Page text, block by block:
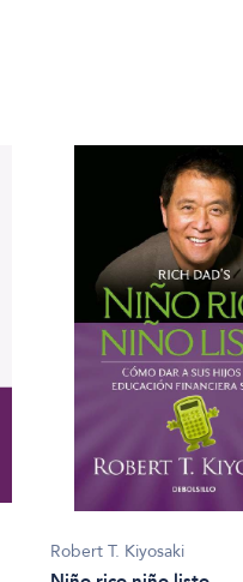
Robert T. Kiyosaki